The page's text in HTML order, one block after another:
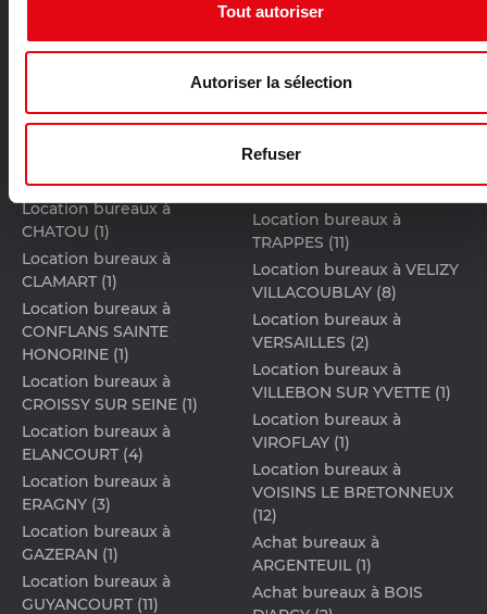
Tout autoriser
Autoriser la sélection
Refuser
Location bureaux à
BUCHELAY (1)
Location bureaux à CERGY
(7)
(1)
Location bureaux à
CHATOU (1)
Location bureaux à
CLAMART (1)
Location bureaux à
CONFLANS SAINTE
HONORINE (1)
Location bureaux à
CROISSY SUR SEINE (1)
Location bureaux à
ELANCOURT (4)
Location bureaux à
ERAGNY (3)
Location bureaux à
GAZERAN (1)
Location bureaux à
GUYANCOURT (11)
Location bureaux à SAINT
AUBIN (2)
GERMAIN EN LAYE (8)
Location bureaux à SAINT
SANNOIS (1)
Location bureaux à
TRAPPES (11)
Location bureaux à VELIZY
VILLACOUBLAY (8)
Location bureaux à
VERSAILLES (2)
Location bureaux à
VILLEBON SUR YVETTE (1)
Location bureaux à
VIROFLAY (1)
Location bureaux à
VOISINS LE BRETONNEUX
(12)
Achat bureaux à
ARGENTEUIL (1)
Achat bureaux à BOIS